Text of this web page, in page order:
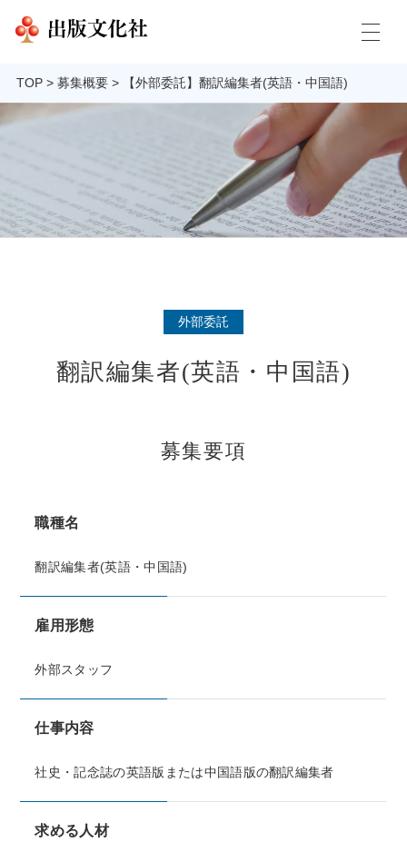
TOP > 募集概要 > 【外部委託】翻訳編集者(英語・中国語)
外部委託
翻訳編集者(英語・中国語)
募集要項
職種名
翻訳編集者(英語・中国語)
雇用形態
外部スタッフ
仕事内容
社史・記念誌の英語版または中国語版の翻訳編集者
求める人材